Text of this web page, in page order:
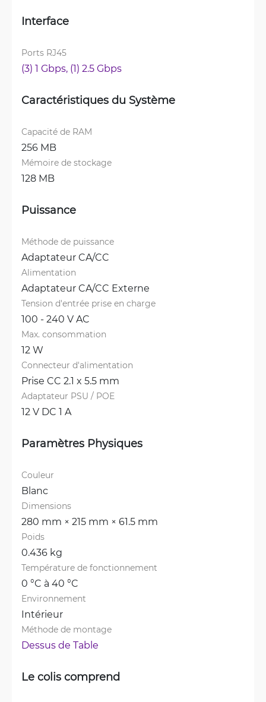
Interface
Ports RJ45
(3) 1 Gbps, (1) 2.5 Gbps
Caractéristiques du Système
Capacité de RAM
256 MB
Mémoire de stockage
128 MB
Puissance
Méthode de puissance
Adaptateur CA/CC
Alimentation
Adaptateur CA/CC Externe
Tension d'entrée prise en charge
100 - 240 V AC
Max. consommation
12 W
Connecteur d'alimentation
Prise CC 2.1 x 5.5 mm
Adaptateur PSU / POE
12 V DC 1 A
Paramètres Physiques
Couleur
Blanc
Dimensions
280 mm × 215 mm × 61.5 mm
Poids
0.436 kg
Température de fonctionnement
0 °C à 40 °C
Environnement
Intérieur
Méthode de montage
Dessus de Table
Le colis comprend